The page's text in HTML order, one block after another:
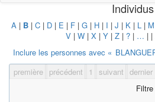
Individus
A | B | C | D | E | F | G | H | I | J | K | L | M
V| W| X| Y| Z| ?| … | |
Inclure les personnes avec «
première précédent 1 suivant
dernier
Filtre